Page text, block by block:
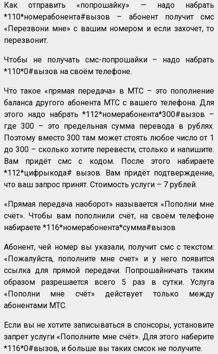
Как отправить «попрошайку» — надо набрать
*110*номерабонента#вызов – абонент получит смс
«Перезвони мне» с вашим номером и если захочет, то
перезвонит.
Чтобы не получать смс-попрошайки – надо набрать
*110*0#вызов на своём телефоне.
Что такое «прямая передача» в МТС – это пополнение
баланса другого абонента МТС с вашего телефона. Для
этого надо набрать *112*номерабонента*300#вызов –
где 300 – это предельная сумма перевода в рублях.
Поэтому вместо 300 там может стоять любое число от 1
до 300 – сколько хотите перевести, столько и напишите.
Вам придёт смс с кодом. После этого набираете
*112*цифрыкода# вызов. Вам придёт подтверждение,
что ваш запрос принят. Стоимость услуги – 7 рублей.
«Прямая передача наоборот» называется «Пополни мне
счёт». Чтобы вам пополнили счёт, на своём телефоне
набираете *116*номерабонента*сумма#вызов
Абонент, чей номер вы указали, получит смс с текстом:
«Пожалуйста, пополните мне счет» и у него появится
ссылка для прямой передачи. Попрошайничать таким
образом разрешается всего 5 раз в сутки. Услуга
«Пополни мне счёт» действует только между
абонентами МТС.
Если вы не хотите записываться в спонсоры, установите
запрет услуги «Пополните мне счёт». Для этого наберите
*116*0#вызов, и больше вы таких смсок не получите.